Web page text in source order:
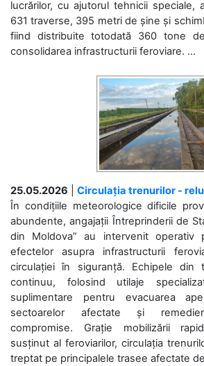
lucrărilor, cu ajutorul tehnicii speciale,
631 traverse, 395 metri de șine și
fiind distribuite totodată 360 tone
consolidarea infrastructurii feroviare. ...
25.05.2026
Circulația trenurilor -
În condițiile meteorologice dificile
abundente, angajații Întreprinderii de
din Moldova” au intervenit operativ
efectelor asupra infrastructurii
circulației în siguranță. Echipele din
continuu, folosind utilaje
suplimentare pentru evacuarea
sectoarelor afectate și
compromise. Grație mobilizării
susținut al feroviarilor, circulația
treptat pe principalele trasee afectate